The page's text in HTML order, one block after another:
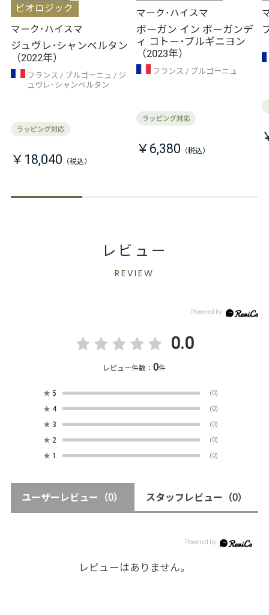
ビオロジック
マーク･ハイスマ
ジュヴレ･シャンベルタン
（2022年）
フランス ブルゴーニュ
ジ
ュヴレ･シャンベルタン
￥18,040
マーク･ハイスマ
ボーガン イン ボーガンデ
ィ コトー･ブルギニヨン
（2023年）
フランス ブルゴーニュ
￥6,380
レビュー
REVIEW
0.0
レビュー件数：0件
★ 5 (0)
★ 4 (0)
★ 3 (0)
★ 2 (0)
★ 1 (0)
ユーザーレビュー （0） スタッフレビュー （0）
レビューはありません。